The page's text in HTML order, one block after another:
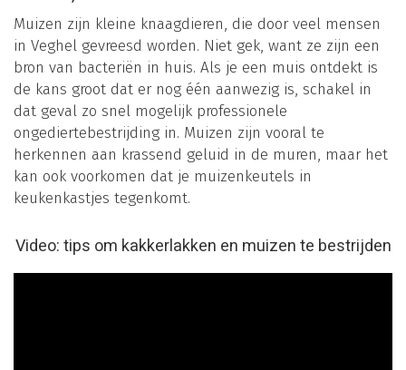
Muizen zijn kleine knaagdieren, die door veel mensen
in Veghel gevreesd worden. Niet gek, want ze zijn een
bron van bacteriën in huis. Als je een muis ontdekt is
de kans groot dat er nog één aanwezig is, schakel in
dat geval zo snel mogelijk professionele
ongediertebestrijding in. Muizen zijn vooral te
herkennen aan krassend geluid in de muren, maar het
kan ook voorkomen dat je muizenkeutels in
keukenkastjes tegenkomt.
Video: tips om kakkerlakken en muizen te bestrijden